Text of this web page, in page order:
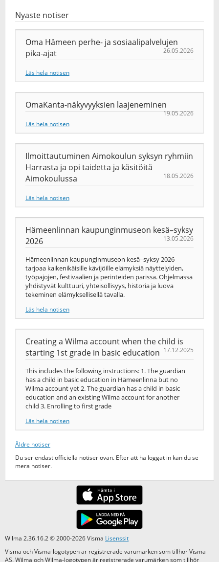
Nyaste notiser
Oma Hämeen perhe- ja sosiaalipalvelujen
pika-ajat
26.05.2026
Läs hela notisen
OmaKanta-näkyvyyksien laajeneminen
19.05.2026
Läs hela notisen
Ilmoittautuminen Aimokoulun syksyn ryhmiin
Harrasta ja opi taidetta ja käsitöitä
Aimokoulussa
18.05.2026
Läs hela notisen
Hämeenlinnan kaupunginmuseon kesä–syksy
2026
13.05.2026
Hämeenlinnan kaupunginmuseon kesä–syksy 2026
tarjoaa kaikenikäisille kävijöille elämyksiä näyttelyiden,
työpajojen, festivaalien ja perinteiden parissa. Ohjelmassa
yhdistyvät kulttuuri, yhteisöllisyys, historia ja luova
tekeminen elämyksellisellä tavalla.
Läs hela notisen
Creating a Wilma account when the child is
starting 1st grade in basic education 17.12.2025
This includes the following instructions: 1. The guardian
has a child in basic education in Hämeenlinna but no
Wilma account yet 2. The guardian has a child in basic
education and an existing Wilma account for another
child 3. Enrolling to first grade
Läs hela notisen
Äldre notiser
Du ser endast officiella notiser ovan. Efter att ha loggat in kan du se
mera notiser.
Wilma 2.36.16.2 © 2000-2026 Visma Lisenssit
Visma och Visma-logotypen är registrerade varumärken som tillhör Visma
AS. Wilma och Wilma-logotypen är registrerade varumärken som tillhör